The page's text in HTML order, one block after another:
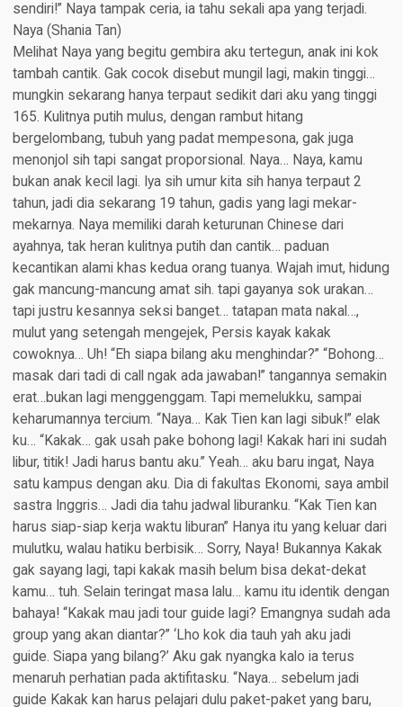
sendiri!” Naya tampak ceria, ia tahu sekali apa yang terjadi.
Naya (Shania Tan)​
Melihat Naya yang begitu gembira aku tertegun, anak ini kok
tambah cantik. Gak cocok disebut mungil lagi, makin tinggi…
mungkin sekarang hanya terpaut sedikit dari aku yang tinggi
165. Kulitnya putih mulus, dengan rambut hitang
bergelombang, tubuh yang padat mempesona, gak juga
menonjol sih tapi sangat proporsional. Naya… Naya, kamu
bukan anak kecil lagi. Iya sih umur kita sih hanya terpaut 2
tahun, jadi dia sekarang 19 tahun, gadis yang lagi mekar-
mekarnya. Naya memiliki darah keturunan Chinese dari
ayahnya, tak heran kulitnya putih dan cantik… paduan
kecantikan alami khas kedua orang tuanya. Wajah imut, hidung
gak mancung-mancung amat sih. tapi gayanya sok urakan…
tapi justru kesannya seksi banget… tatapan mata nakal…,
mulut yang setengah mengejek, Persis kayak kakak
cowoknya… Uh! “Eh siapa bilang aku menghindar?” “Bohong…
masak dari tadi di call ngak ada jawaban!” tangannya semakin
erat…bukan lagi menggenggam. Tapi memelukku, sampai
keharumannya tercium. “Naya… Kak Tien kan lagi sibuk!” elak
ku… “Kakak… gak usah pake bohong lagi! Kakak hari ini sudah
libur, titik! Jadi harus bantu aku.” Yeah… aku baru ingat, Naya
satu kampus dengan aku. Dia di fakultas Ekonomi, saya ambil
sastra Inggris… Jadi dia tahu jadwal liburanku. “Kak Tien kan
harus siap-siap kerja waktu liburan” Hanya itu yang keluar dari
mulutku, walau hatiku berbisik… Sorry, Naya! Bukannya Kakak
gak sayang lagi, tapi kakak masih belum bisa dekat-dekat
kamu… tuh. Selain teringat masa lalu… kamu itu identik dengan
bahaya! “Kakak mau jadi tour guide lagi? Emangnya sudah ada
group yang akan diantar?” ‘Lho kok dia tauh yah aku jadi
guide. Siapa yang bilang?’ Aku gak nyangka kalo ia terus
menaruh perhatian pada aktifitasku. “Naya… sebelum jadi
guide Kakak kan harus pelajari dulu paket-paket yang baru,